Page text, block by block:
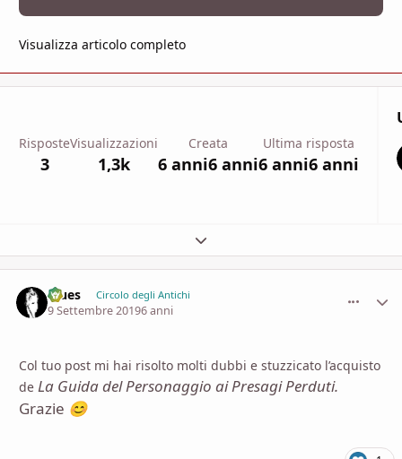
Visualizza articolo completo
Risposte
3
Visualizzazioni
1,3k
Creata
6 anni6 anni
Ultima risposta
6 anni6 anni
Espandi panoramica del topic
Blues Circolo degli Antichi
9 Settembre 20196 anni
Col tuo post mi hai risolto molti dubbi e stuzzicato l’acquisto
de La Guida del Personaggio ai Presagi Perduti.
Grazie 😊